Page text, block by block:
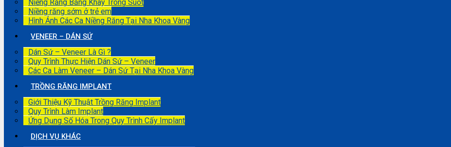
Niềng Răng Bằng Khay Trong Suốt
Niềng răng sớm ở trẻ em
Hình Ảnh Các Ca Niềng Răng Tại Nha Khoa Vàng
VENEER – DÁN SỨ
Dán Sứ – Veneer Là Gì ?
Quy Trình Thực Hiện Dán Sứ – Veneer
Các Ca Làm Veneer – Dán Sứ Tại Nha Khoa Vàng
TRỒNG RĂNG IMPLANT
Giới Thiệu Kỹ Thuật Trồng Răng Implant
Quy Trình Làm Implant
Ứng Dụng Số Hóa Trong Quy Trình Cấy Implant
DỊCH VỤ KHÁC